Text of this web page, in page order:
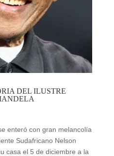
DEL ILUSTRE
enteró con gran melancolía
Sudafricano Nelson
casa el 5 de diciembre a la